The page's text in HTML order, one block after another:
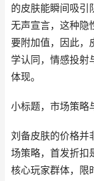
的皮肤能瞬间吸引
无声宣言，这种隐
要附加值，因此，
学认同，情感投射
体现。
小标题，市场策略
刘备皮肤的价格并
场策略，首发折扣
核心玩家群体，限